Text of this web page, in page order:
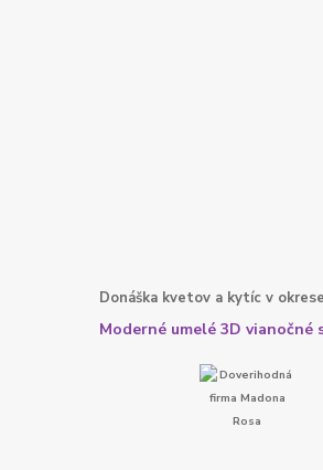
Donáška kvetov a kytíc v
Moderné umelé 3D vianočné